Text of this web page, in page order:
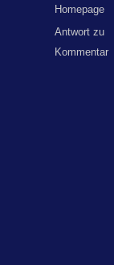
Homepage
Antwort zu
Kommentar